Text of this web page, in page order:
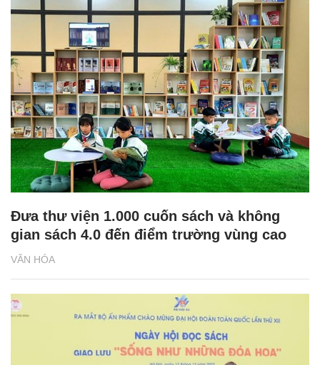
VĂN HÓA
Đưa thư viện 1.000 cuốn sách và không
gian sách 4.0 đến điểm trường vùng cao